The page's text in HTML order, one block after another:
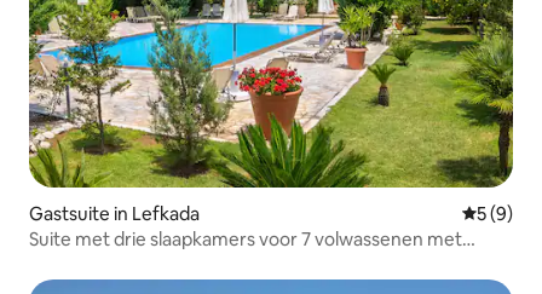
Gastsuite in Lefkada
5 (9)
Suite met drie slaapkamers voor 7 volwassenen met